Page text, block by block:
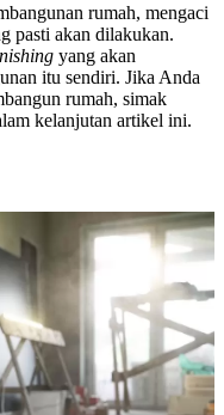
rumah, mengaci
pasti akan dilakukan.
yang akan
itu sendiri. Jika Anda
rumah, simak
kelanjutan artikel ini.